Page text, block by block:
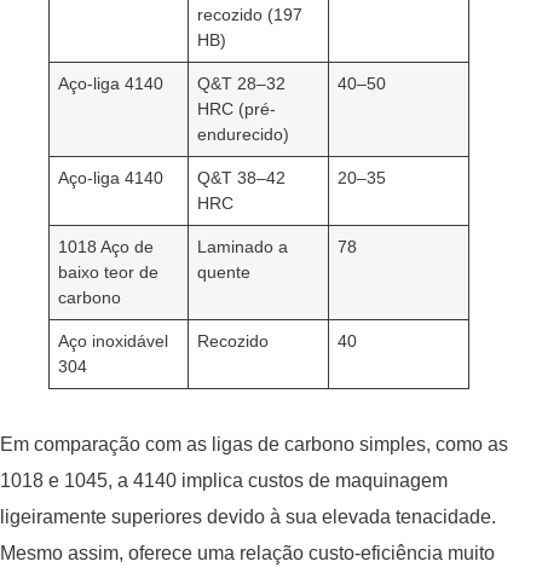
recozido (197
HB)
Aço-liga 4140
Q&T 28–32
HRC (pré-
endurecido)
40–50
Aço-liga 4140
Q&T 38–42
HRC
20–35
1018 Aço de
baixo teor de
carbono
Laminado a
quente
78
Aço inoxidável
304
Recozido 40
Em comparação com as ligas de carbono simples, como as
1018 e 1045, a 4140 implica custos de maquinagem
ligeiramente superiores devido à sua elevada tenacidade.
Mesmo assim, oferece uma relação custo-eficiência muito